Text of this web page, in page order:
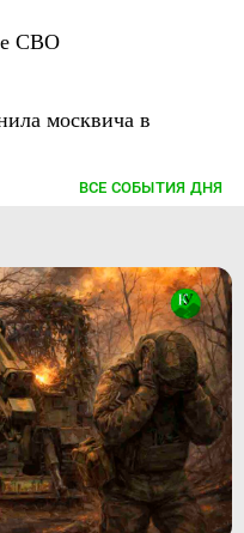
СВО
москвича в
ВСЕ СОБЫТИЯ ДНЯ